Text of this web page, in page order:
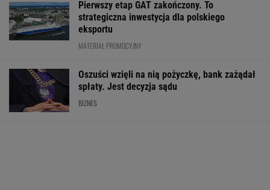
Pierwszy etap GAT zakończony. To
strategiczna inwestycja dla polskiego
eksportu
MATERIAŁ PROMOCYJNY
Oszuści wzięli na nią pożyczkę, bank zażądał
spłaty. Jest decyzja sądu
BIZNES